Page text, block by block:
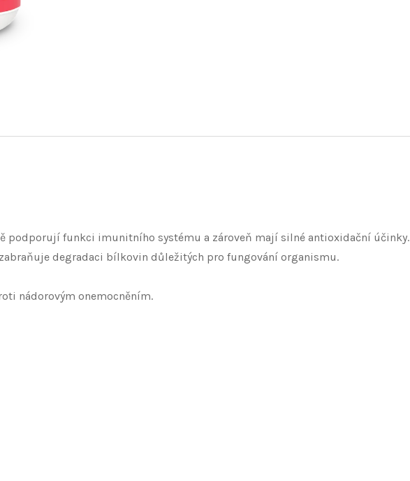
podporují funkci imunitního systému a zároveň mají silné antioxidační účinky.
degradaci bílkovin důležitých pro fungování organismu.
nádorovým onemocněním.